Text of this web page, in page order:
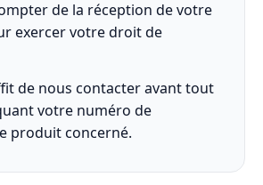
de la réception de votre
exercer votre droit de
de nous contacter avant tout
votre numéro de
produit concerné.